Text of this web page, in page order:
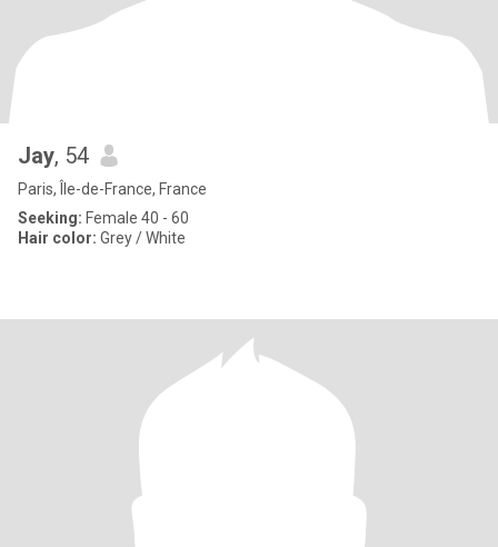
Jay, 54
Paris, Île-de-France, France
Seeking: Female 40 - 60
Hair color: Grey / White